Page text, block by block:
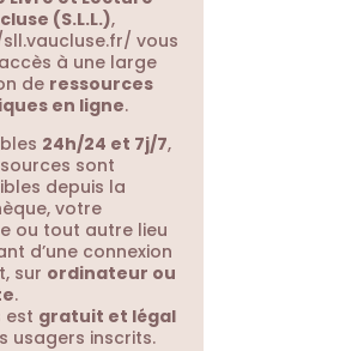
(S.L.L.),
vous
à une large
de ressources
en ligne.
24h/24 et 7j/7,
sont
depuis la
votre
ou tout autre lieu
d’une connexion
sur ordinateur ou
.
est gratuit et légal
usagers inscrits.